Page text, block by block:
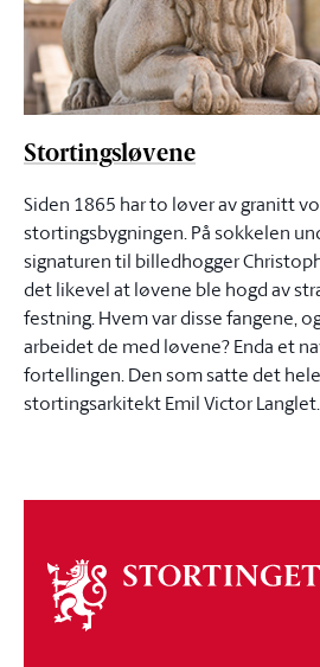
Stortingsløvene
Siden 1865 har to løver av granitt
stortingsbygningen. På sokkelen
signaturen til billedhogger
det likevel at løvene ble hogd av
festning. Hvem var disse fangene,
arbeidet de med løvene? Enda et
fortellingen. Den som satte det hele
stortingsarkitekt Emil Victor Langlet.
Om
stortinget